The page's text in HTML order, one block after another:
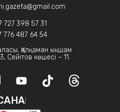
727 398 57 31
776 487 64 54
Қалқаман ықшам
Сейітов көшесі – 11.